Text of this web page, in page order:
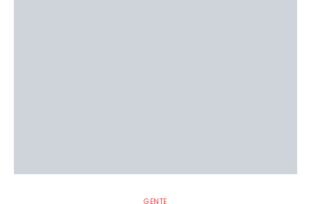
GENTE